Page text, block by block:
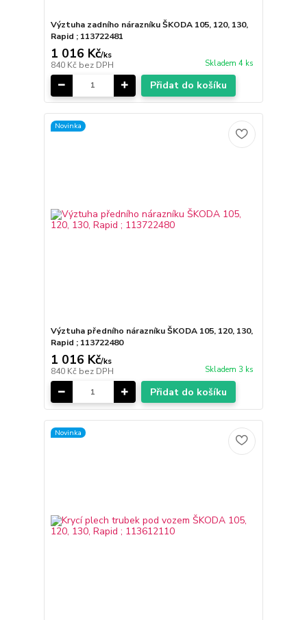
Výztuha zadního nárazníku ŠKODA 105, 120, 130,
Rapid ; 113722481
1 016 Kč/ks
840 Kč bez DPH Skladem 4 ks
Přidat do košíku
Novinka
Výztuha předního nárazníku ŠKODA 105, 120, 130,
Rapid ; 113722480
1 016 Kč/ks
840 Kč bez DPH Skladem 3 ks
Přidat do košíku
Novinka